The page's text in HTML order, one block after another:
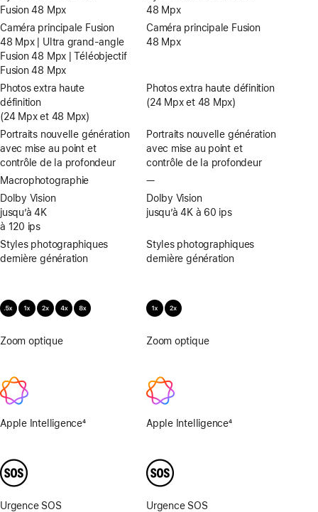
Fusion 48 Mpx
Caméra principale Fusion
48 Mpx | Ultra grand‑angle
Fusion 48 Mpx | Téléobjectif
Fusion 48 Mpx
Photos extra haute
définition
(24 Mpx et 48 Mpx)
Portraits nouvelle génération
avec mise au point et
contrôle de la profondeur
Macrophotographie
Dolby Vision
jusqu’à 4K
à 120 ips
Styles photographiques
dernière génération
Zoom optique0,5x,
Apple Intelligence
bas
de
4
Urgence SOS
48 Mpx
Caméra principale Fusion
48 Mpx
Photos extra haute définition
(24 Mpx et 48 Mpx)
Portraits nouvelle génération
avec mise au point et
contrôle de la profondeur
—Macrophotographie
non
disponible
Dolby Vision
jusqu’à 4K à 60 ips
Styles photographiques
dernière génération
Zoom optique0,5x,
Apple Intelligence
bas
de
4
Urgence SOS